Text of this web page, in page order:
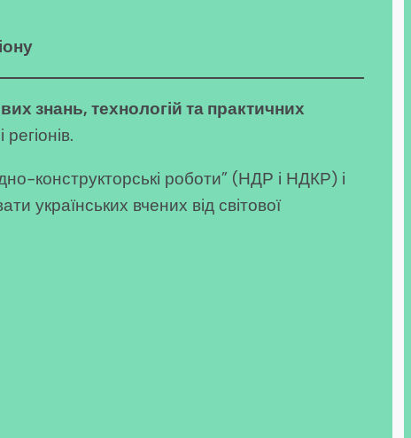
знань, технологій та практичних
конструкторські роботи” (НДР і НДКР) і
українських вчених від світової